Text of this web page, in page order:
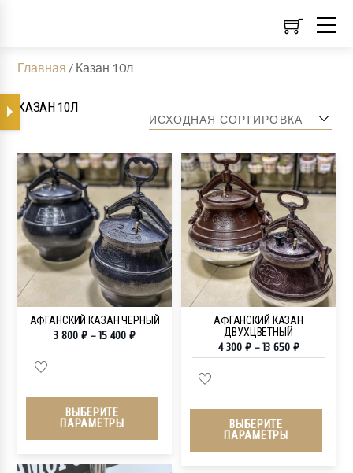
Главная / Казан 10л
КАЗАН 10Л
АФГАНСКИЙ КАЗАН ЧЕРНЫЙ
3 800 ₽–15 400 ₽
ВЫБЕРИТЕ
ПАРАМЕТРЫ
АФГАНСКИЙ КАЗАН
ДВУХЦВЕТНЫЙ
4 300 ₽–13 650 ₽
ВЫБЕРИТЕ
ПАРАМЕТРЫ